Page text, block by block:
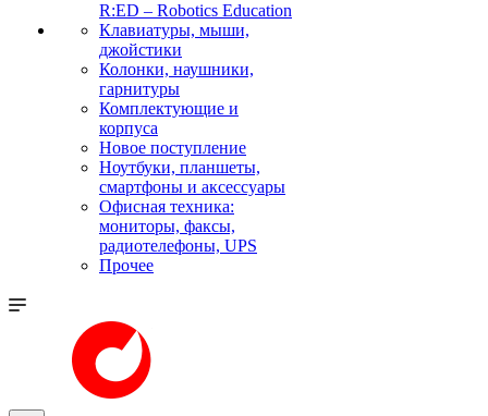
R:ED – Robotics Education
Клавиатуры, мыши,
джойстики
Колонки, наушники,
гарнитуры
Комплектующие и
корпуса
Новое поступление
Ноутбуки, планшеты,
смартфоны и аксессуары
Офисная техника:
мониторы, факсы,
радиотелефоны, UPS
Прочее